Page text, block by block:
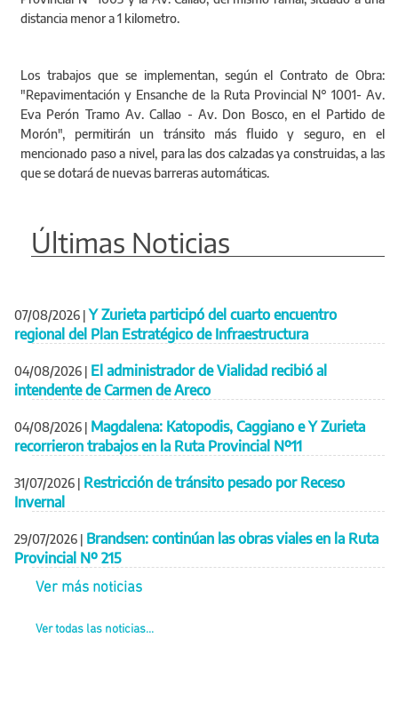
distancia menor a 1 kilometro.
Los trabajos que se implementan, según el Contrato de Obra:
"Repavimentación y Ensanche de la Ruta Provincial N° 1001- Av.
Eva Perón Tramo Av. Callao - Av. Don Bosco, en el Partido de
Morón", permitirán un tránsito más fluido y seguro, en el
mencionado paso a nivel, para las dos calzadas ya construidas, a las
que se dotará de nuevas barreras automáticas.
Últimas Noticias
07/08/2026 | Y Zurieta participó del cuarto encuentro
regional del Plan Estratégico de Infraestructura
04/08/2026 | El administrador de Vialidad recibió al
intendente de Carmen de Areco
04/08/2026 | Magdalena: Katopodis, Caggiano e Y Zurieta
recorrieron trabajos en la Ruta Provincial Nº11
31/07/2026 | Restricción de tránsito pesado por Receso
Invernal
29/07/2026 | Brandsen: continúan las obras viales en la Ruta
Provincial Nº 215
Ver más noticias
Ver todas las noticias...